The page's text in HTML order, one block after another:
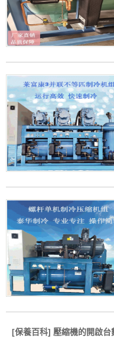
[保養百科] 壓縮機的開啟台